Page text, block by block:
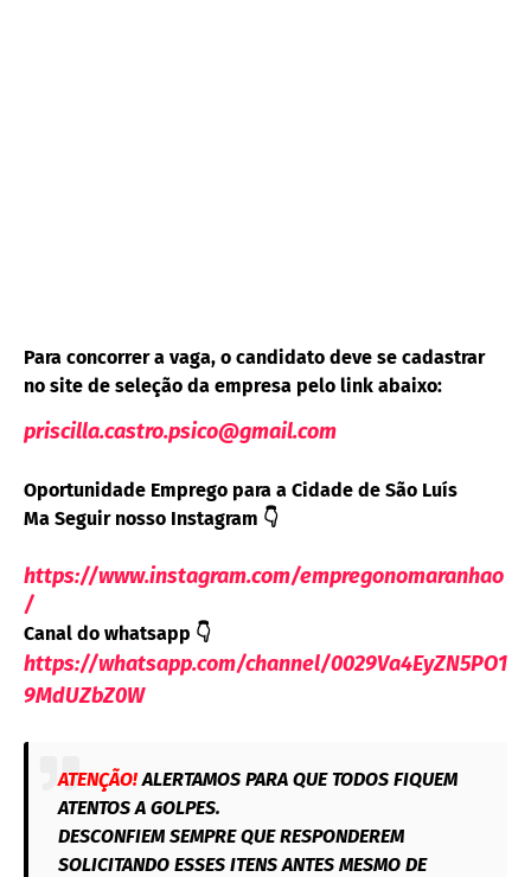
Para concorrer a vaga, o candidato deve se cadastrar
no site de seleção da empresa pelo link abaixo:
priscilla.castro.psico@gmail.com
Oportunidade Emprego para a Cidade de São Luís
Ma Seguir nosso Instagram 👇
https://www.instagram.com/empregonomaranhao
/
Canal do whatsapp 👇
https://whatsapp.com/channel/0029Va4EyZN5PO1
9MdUZbZ0W
ATENÇÃO!ALERTAMOS PARA QUE TODOS FIQUEM
ATENTOS A GOLPES.
DESCONFIEM SEMPRE QUE RESPONDEREM
SOLICITANDO ESSES ITENS ANTES MESMO DE